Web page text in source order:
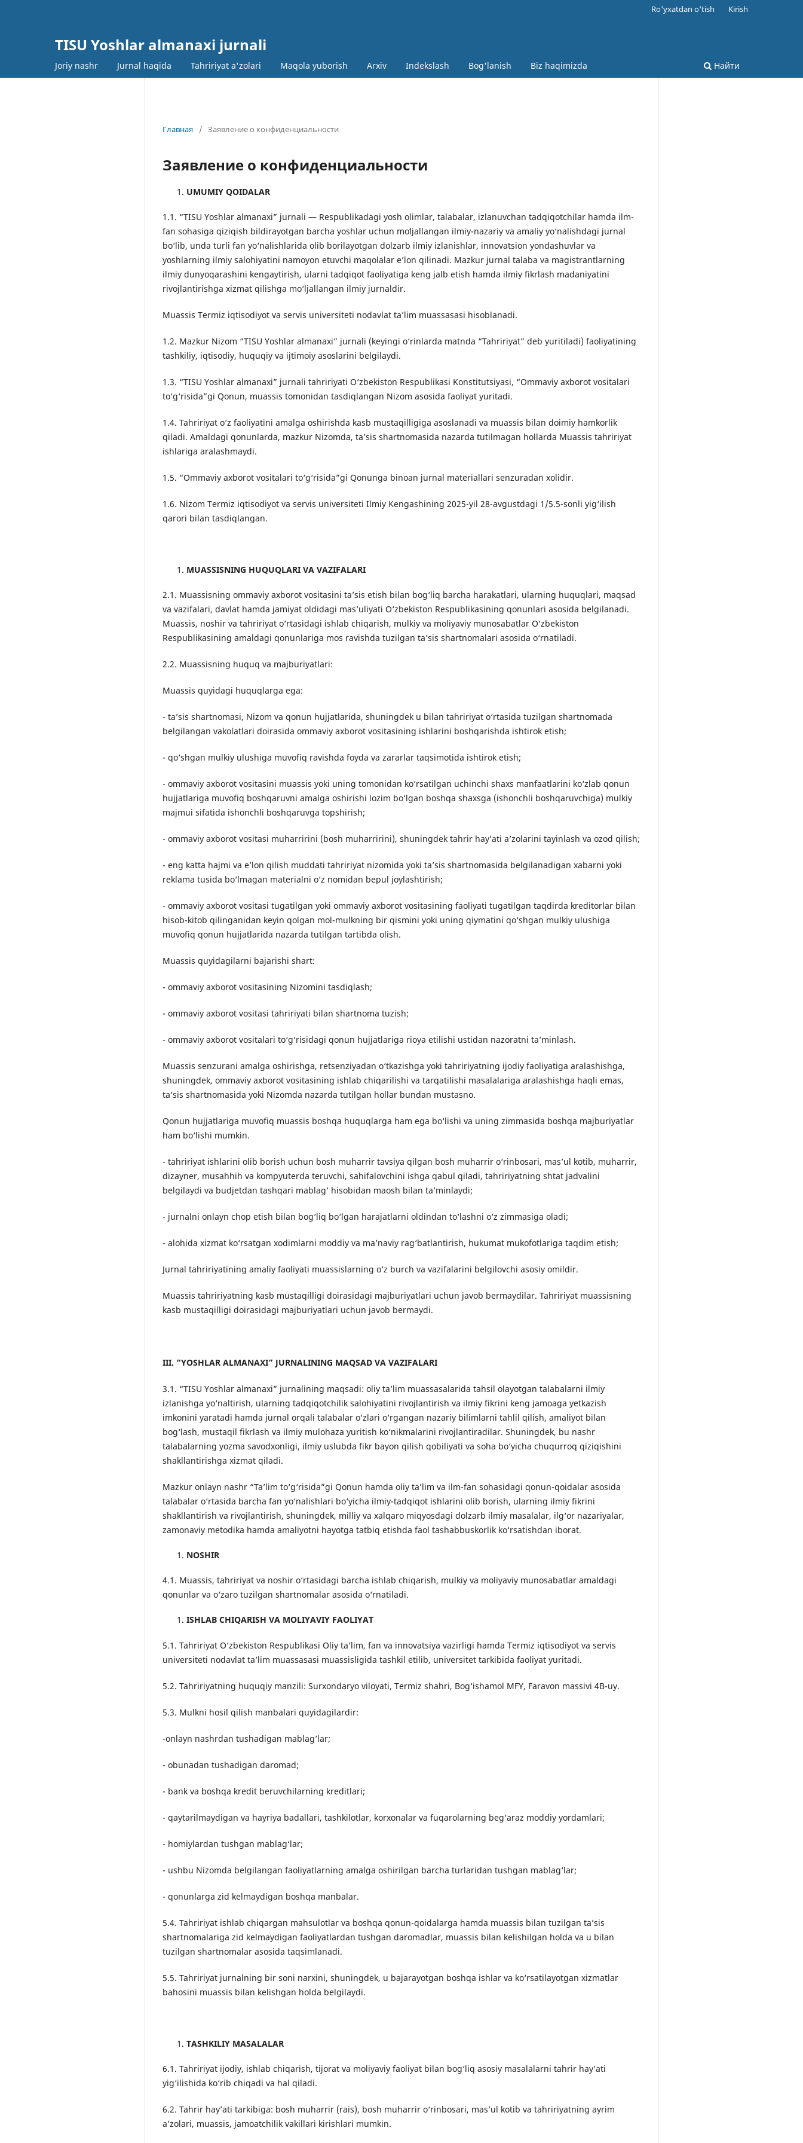
TISU Yoshlar almanaxi jurnali
Joriy nashr Jurnal haqida Tahririyat a'zolari Maqola yuborish Arxiv Indekslash Bog'lanish Biz haqimizda Найти
Ro'yxatdan o'tish Kirish
Главная / Заявление о конфиденциальности
Заявление о конфиденциальности
UMUMIY QOIDALAR
1.1. “TISU Yoshlar almanaxi” jurnali — Respublikadagi yosh olimlar, talabalar, izlanuvchan tadqiqotchilar hamda ilm-
fan sohasiga qiziqish bildirayotgan barcha yoshlar uchun moʻljallangan ilmiy-nazariy va amaliy yo‘nalishdagi jurnal
bo‘lib, unda turli fan yo‘nalishlarida olib borilayotgan dolzarb ilmiy izlanishlar, innovatsion yondashuvlar va
yoshlarning ilmiy salohiyatini namoyon etuvchi maqolalar eʼlon qilinadi. Mazkur jurnal talaba va magistrantlarning
ilmiy dunyoqarashini kengaytirish, ularni tadqiqot faoliyatiga keng jalb etish hamda ilmiy fikrlash madaniyatini
rivojlantirishga xizmat qilishga mo‘ljallangan ilmiy jurnaldir.
Muassis Termiz iqtisodiyot va servis universiteti nodavlat ta’lim muassasasi hisoblanadi.
1.2. Mazkur Nizom “TISU Yoshlar almanaxi” jurnali (keyingi o‘rinlarda matnda “Tahririyat” deb yuritiladi) faoliyatining
tashkiliy, iqtisodiy, huquqiy va ijtimoiy asoslarini belgilaydi.
1.3. “TISU Yoshlar almanaxi” jurnali tahririyati O‘zbekiston Respublikasi Konstitutsiyasi, “Ommaviy axborot vositalari
to‘g‘risida”gi Qonun, muassis tomonidan tasdiqlangan Nizom asosida faoliyat yuritadi.
1.4. Tahririyat o‘z faoliyatini amalga oshirishda kasb mustaqilligiga asoslanadi va muassis bilan doimiy hamkorlik
qiladi. Amaldagi qonunlarda, mazkur Nizomda, ta’sis shartnomasida nazarda tutilmagan hollarda Muassis tahririyat
ishlariga aralashmaydi.
1.5. “Ommaviy axborot vositalari to‘g‘risida”gi Qonunga binoan jurnal materiallari senzuradan xolidir.
1.6. Nizom Termiz iqtisodiyot va servis universiteti Ilmiy Kengashining 2025-yil 28-avgustdagi 1/5.5-sonli yig‘ilish
qarori bilan tasdiqlangan.
MUASSISNING HUQUQLARI VA VAZIFALARI
2.1. Muassisning ommaviy axborot vositasini ta’sis etish bilan bog‘liq barcha harakatlari, ularning huquqlari, maqsad
va vazifalari, davlat hamda jamiyat oldidagi mas’uliyati O‘zbekiston Respublikasining qonunlari asosida belgilanadi.
Muassis, noshir va tahririyat o‘rtasidagi ishlab chiqarish, mulkiy va moliyaviy munosabatlar O‘zbekiston
Respublikasining amaldagi qonunlariga mos ravishda tuzilgan ta’sis shartnomalari asosida o‘rnatiladi.
2.2. Muassisning huquq va majburiyatlari:
Muassis quyidagi huquqlarga ega:
- ta’sis shartnomasi, Nizom va qonun hujjatlarida, shuningdek u bilan tahririyat o‘rtasida tuzilgan shartnomada
belgilangan vakolatlari doirasida ommaviy axborot vositasining ishlarini boshqarishda ishtirok etish;
- qo‘shgan mulkiy ulushiga muvofiq ravishda foyda va zararlar taqsimotida ishtirok etish;
- ommaviy axborot vositasini muassis yoki uning tomonidan ko‘rsatilgan uchinchi shaxs manfaatlarini ko‘zlab qonun
hujjatlariga muvofiq boshqaruvni amalga oshirishi lozim bo‘lgan boshqa shaxsga (ishonchli boshqaruvchiga) mulkiy
majmui sifatida ishonchli boshqaruvga topshirish;
- ommaviy axborot vositasi muharririni (bosh muharririni), shuningdek tahrir hay’ati a’zolarini tayinlash va ozod qilish;
- eng katta hajmi va e’lon qilish muddati tahririyat nizomida yoki ta’sis shartnomasida belgilanadigan xabarni yoki
reklama tusida bo‘lmagan materialni o‘z nomidan bepul joylashtirish;
- ommaviy axborot vositasi tugatilgan yoki ommaviy axborot vositasining faoliyati tugatilgan taqdirda kreditorlar bilan
hisob-kitob qilinganidan keyin qolgan mol-mulkning bir qismini yoki uning qiymatini qo‘shgan mulkiy ulushiga
muvofiq qonun hujjatlarida nazarda tutilgan tartibda olish.
Muassis quyidagilarni bajarishi shart:
- ommaviy axborot vositasining Nizomini tasdiqlash;
- ommaviy axborot vositasi tahririyati bilan shartnoma tuzish;
- ommaviy axborot vositalari to‘g‘risidagi qonun hujjatlariga rioya etilishi ustidan nazoratni ta’minlash.
Muassis senzurani amalga oshirishga, retsenziyadan o‘tkazishga yoki tahririyatning ijodiy faoliyatiga aralashishga,
shuningdek, ommaviy axborot vositasining ishlab chiqarilishi va tarqatilishi masalalariga aralashishga haqli emas,
ta’sis shartnomasida yoki Nizomda nazarda tutilgan hollar bundan mustasno.
Qonun hujjatlariga muvofiq muassis boshqa huquqlarga ham ega bo‘lishi va uning zimmasida boshqa majburiyatlar
ham bo‘lishi mumkin.
- tahririyat ishlarini olib borish uchun bosh muharrir tavsiya qilgan bosh muharrir o‘rinbosari, mas’ul kotib, muharrir,
dizayner, musahhih va kompyuterda teruvchi, sahifalovchini ishga qabul qiladi, tahririyatning shtat jadvalini
belgilaydi va budjetdan tashqari mablag‘ hisobidan maosh bilan ta’minlaydi;
- jurnalni onlayn chop etish bilan bog‘liq bo‘lgan harajatlarni oldindan to‘lashni o‘z zimmasiga oladi;
- alohida xizmat ko‘rsatgan xodimlarni moddiy va ma’naviy rag‘batlantirish, hukumat mukofotlariga taqdim etish;
Jurnal tahririyatining amaliy faoliyati muassislarning o‘z burch va vazifalarini belgilovchi asosiy omildir.
Muassis tahririyatning kasb mustaqilligi doirasidagi majburiyatlari uchun javob bermaydilar. Tahririyat muassisning
kasb mustaqilligi doirasidagi majburiyatlari uchun javob bermaydi.
III. “YOSHLAR ALMANAXI” JURNALINING MAQSAD VA VAZIFALARI
3.1. “TISU Yoshlar almanaxi” jurnalining maqsadi: oliy ta’lim muassasalarida tahsil olayotgan talabalarni ilmiy
izlanishga yo‘naltirish, ularning tadqiqotchilik salohiyatini rivojlantirish va ilmiy fikrini keng jamoaga yetkazish
imkonini yaratadi hamda jurnal orqali talabalar o‘zlari o‘rgangan nazariy bilimlarni tahlil qilish, amaliyot bilan
bog‘lash, mustaqil fikrlash va ilmiy mulohaza yuritish ko‘nikmalarini rivojlantiradilar. Shuningdek, bu nashr
talabalarning yozma savodxonligi, ilmiy uslubda fikr bayon qilish qobiliyati va soha bo‘yicha chuqurroq qiziqishini
shakllantirishga xizmat qiladi.
Mazkur onlayn nashr “Ta’lim to‘g‘risida”gi Qonun hamda oliy ta’lim va ilm-fan sohasidagi qonun-qoidalar asosida
talabalar o‘rtasida barcha fan yo‘nalishlari bo‘yicha ilmiy-tadqiqot ishlarini olib borish, ularning ilmiy fikrini
shakllantirish va rivojlantirish, shuningdek, milliy va xalqaro miqyosdagi dolzarb ilmiy masalalar, ilg‘or nazariyalar,
zamonaviy metodika hamda amaliyotni hayotga tatbiq etishda faol tashabbuskorlik ko‘rsatishdan iborat.
NOSHIR
4.1. Muassis, tahririyat va noshir o‘rtasidagi barcha ishlab chiqarish, mulkiy va moliyaviy munosabatlar amaldagi
qonunlar va o‘zaro tuzilgan shartnomalar asosida o‘rnatiladi.
ISHLAB CHIQARISH VA MOLIYAVIY FAOLIYAT
5.1. Tahririyat O‘zbekiston Respublikasi Oliy ta’lim, fan va innovatsiya vazirligi hamda Termiz iqtisodiyot va servis
universiteti nodavlat ta’lim muassasasi muassisligida tashkil etilib, universitet tarkibida faoliyat yuritadi.
5.2. Tahririyatning huquqiy manzili: Surxondaryo viloyati, Termiz shahri, Bog‘ishamol MFY, Faravon massivi 4B-uy.
5.3. Mulkni hosil qilish manbalari quyidagilardir:
-onlayn nashrdan tushadigan mablag’lar;
- obunadan tushadigan daromad;
- bank va boshqa kredit beruvchilarning kreditlari;
- qaytarilmaydigan va hayriya badallari, tashkilotlar, korxonalar va fuqarolarning beg‘araz moddiy yordamlari;
- homiylardan tushgan mablag‘lar;
- ushbu Nizomda belgilangan faoliyatlarning amalga oshirilgan barcha turlaridan tushgan mablag‘lar;
- qonunlarga zid kelmaydigan boshqa manbalar.
5.4. Tahririyat ishlab chiqargan mahsulotlar va boshqa qonun-qoidalarga hamda muassis bilan tuzilgan ta’sis
shartnomalariga zid kelmaydigan faoliyatlardan tushgan daromadlar, muassis bilan kelishilgan holda va u bilan
tuzilgan shartnomalar asosida taqsimlanadi.
5.5. Tahririyat jurnalning bir soni narxini, shuningdek, u bajarayotgan boshqa ishlar va ko‘rsatilayotgan xizmatlar
bahosini muassis bilan kelishgan holda belgilaydi.
TASHKILIY MASALALAR
6.1. Tahririyat ijodiy, ishlab chiqarish, tijorat va moliyaviy faoliyat bilan bog‘liq asosiy masalalarni tahrir hay’ati
yig‘ilishida ko‘rib chiqadi va hal qiladi.
6.2. Tahrir hay’ati tarkibiga: bosh muharrir (rais), bosh muharrir o‘rinbosari, mas’ul kotib va tahririyatning ayrim
a’zolari, muassis, jamoatchilik vakillari kirishlari mumkin.